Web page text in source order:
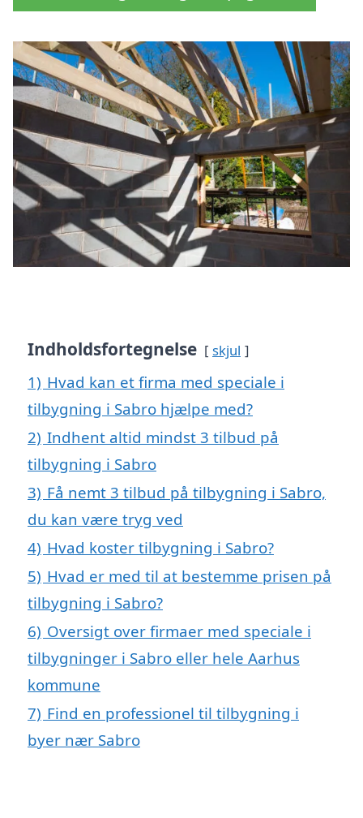
Indholdsfortegnelse skjul
1) Hvad kan et firma med speciale i
tilbygning i Sabro hjælpe med?
2) Indhent altid mindst 3 tilbud på
tilbygning i Sabro
3) Få nemt 3 tilbud på tilbygning i Sabro,
du kan være tryg ved
4) Hvad koster tilbygning i Sabro?
5) Hvad er med til at bestemme prisen på
tilbygning i Sabro?
6) Oversigt over firmaer med speciale i
tilbygninger i Sabro eller hele Aarhus
kommune
7) Find en professionel til tilbygning i
byer nær Sabro